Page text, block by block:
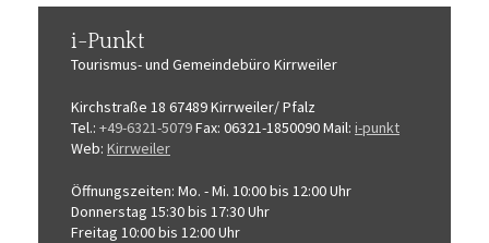
i-Punkt
Tourismus-und Gemeindebüro Kirrweiler
Kirchstraße 18 67489 Kirrweiler/ Pfalz
Tel.: +49-6321-5079Fax: 06321-1850090Mail: i-punkt
Web: Kirrweiler
Öffnungszeiten: Mo. - Mi. 10:00 bis 12:00 Uhr
Donnerstag 15:30 bis 17:30 Uhr
Freitag 10:00 bis 12:00 Uhr